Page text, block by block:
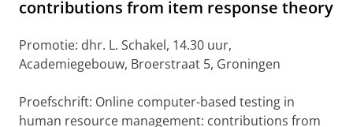
contributions from item response theory
Promotie: dhr. L. Schakel, 14.30 uur,
Academiegebouw, Broerstraat 5, Groningen
Proefschrift: Online computer-based testing in
human resource management: contributions from